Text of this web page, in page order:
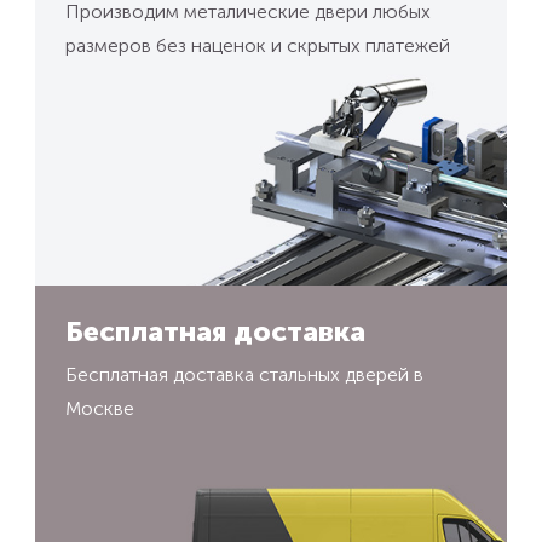
Производим металические двери любых
размеров без наценок и скрытых платежей
Бесплатная доставка
Бесплатная доставка стальных дверей в
Москве